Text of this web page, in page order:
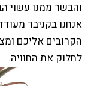
אנחנו בקניבר
הקרובים אליכם
לחלוק את החוויה.